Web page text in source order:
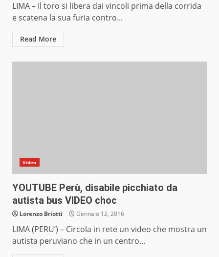
LIMA – Il toro si libera dai vincoli prima della corrida
e scatena la sua furia contro...
Read More
Video
YOUTUBE Perù, disabile picchiato da
autista bus VIDEO choc
Lorenzo Briotti Gennaio 12, 2016
LIMA (PERU’) – Circola in rete un video che mostra un
autista peruviano che in un centro...